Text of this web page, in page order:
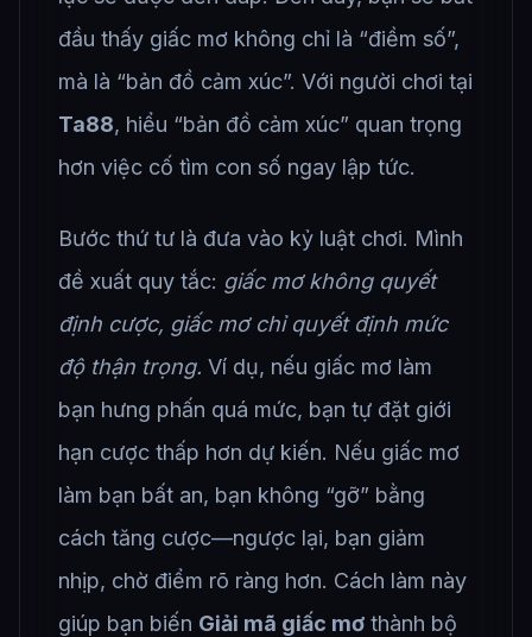
đầu thấy giấc mơ không chỉ là “điềm số”,
mà là “bản đồ cảm xúc”. Với người chơi tại
Ta88, hiểu “bản đồ cảm xúc” quan trọng
hơn việc cố tìm con số ngay lập tức.
Bước thứ tư là đưa vào kỷ luật chơi. Mình
đề xuất quy tắc: giấc mơ không quyết
định cược, giấc mơ chỉ quyết định mức
độ thận trọng. Ví dụ, nếu giấc mơ làm
bạn hưng phấn quá mức, bạn tự đặt giới
hạn cược thấp hơn dự kiến. Nếu giấc mơ
làm bạn bất an, bạn không “gỡ” bằng
cách tăng cược—ngược lại, bạn giảm
nhịp, chờ điểm rõ ràng hơn. Cách làm này
giúp bạn biến Giải mã giấc mơ thành bộ